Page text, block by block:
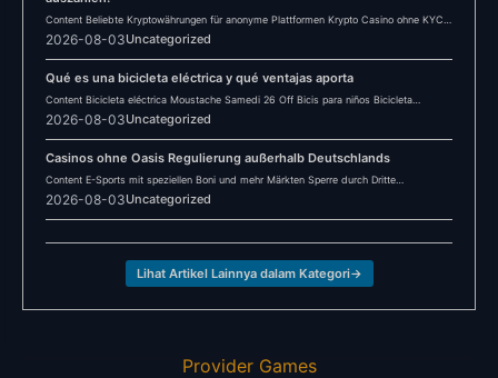
Content Beliebte Kryptowährungen für anonyme Plattformen Krypto Casino ohne KYC
2026-08-03Uncategorized
Qué es una bicicleta eléctrica y qué ventajas aporta
Content Bicicleta eléctrica Moustache Samedi 26 Off Bicis para niños Bicicleta
2026-08-03Uncategorized
Casinos ohne Oasis Regulierung außerhalb Deutschlands
Content E-Sports mit speziellen Boni und mehr Märkten Sperre durch Dritte
2026-08-03Uncategorized
Lihat Artikel Lainnya dalam Kategori→
Provider Games